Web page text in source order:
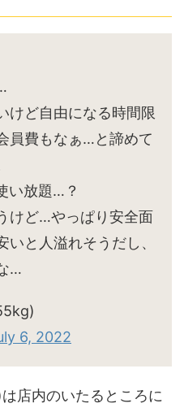
けど自由になる時間限
員費もなぁ…と諦めて
い放題…？
けど…やっぱり安全面
と人溢れそうだし、
…
6, 2022
店内のいたるところに